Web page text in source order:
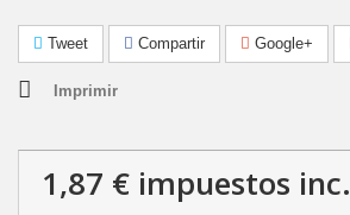
Tweet Compartir Google+
Imprimir
1,87 € impuestos inc.